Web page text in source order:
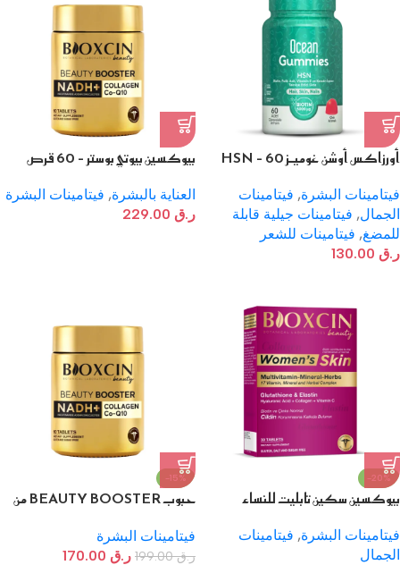
أورزاكس أوشن غوميـز HSN – 60
فيتامينات البشرة, فيتامينات
الجمال, فيتامينات جيلية قابلة
للمضغ, فيتامينات للشعر
ر.ق
بيوكسين بيوتي بوستر – 60 قرص
العناية بالبشرة, فيتامينات البشرة
ر.ق
-20%
بيوكسين سكين تابليت للنساء
فيتامينات البشرة, فيتامينات
الجمال
-15%
حبوب BEAUTY BOOSTER من
فيتامينات البشرة
ر.ق199.00 ر.ق